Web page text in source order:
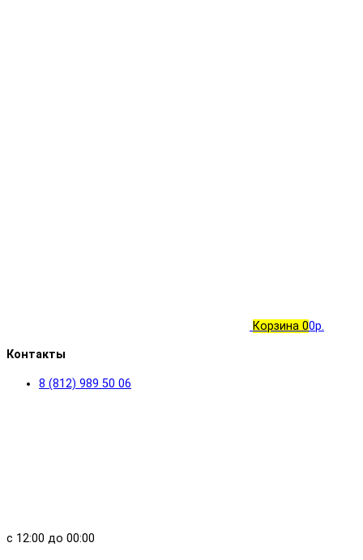
Корзина 00р.
Контакты
8 (812) 989 50 06
с 12:00 до 00:00